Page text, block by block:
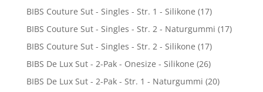
BIBS Couture Sut - Singles - Str. 1 - Silikone (17)
BIBS Couture Sut - Singles - Str. 2 - Naturgummi (17)
BIBS Couture Sut - Singles - Str. 2 - Silikone (17)
BIBS De Lux Sut - 2-Pak - Onesize - Silikone (26)
BIBS De Lux Sut - 2-Pak - Str. 1 - Naturgummi (20)